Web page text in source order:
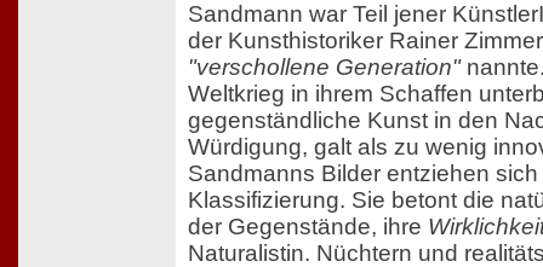
Sandmann war Teil jener
der Kunsthistoriker Rainer
"verschollene Generation"
Weltkrieg in ihrem Schaffen
gegenständliche Kunst in den
Würdigung, galt als zu wenig
Sandmanns Bilder entziehen
Klassifizierung. Sie betont die
der Gegenstände, ihre
Naturalistin. Nüchtern und